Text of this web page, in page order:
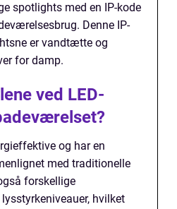
spotlights med en IP-kode
Denne IP-
er vandtætte og
for damp.
ved LED-
og har en
med traditionelle
forskellige
hvilket